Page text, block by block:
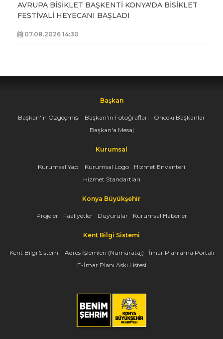
AVRUPA BİSİKLET BAŞKENTİ KONYA'DA BİSİKLET
FESTİVALİ HEYECANI BAŞLADI
07.08.2026 14:30
Başkan
Başkan'ın Özgeçmişi Başkan'ın Fotoğrafları
Önceki Başkanlar
Başkan'a Mesaj
Kurumsal
Kurumsal Yapı Kurumsal Logo
Hizmet Envanteri
Hizmet Standartları
Konya Büyükşehir
Projeler Faaliyetler Duyurular Kurumsal Haberler
Kent Bilgi Sistemi
Kent Bilgi Sistemi Adres İşlemleri (Numarataj)
İmar Planlama Portalı
E-İmar Planı Askı Listesi